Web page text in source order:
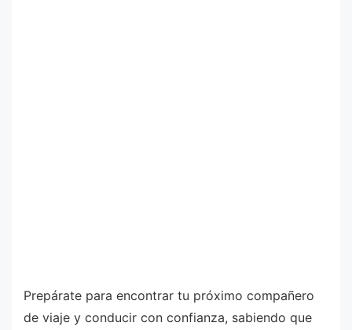
Prepárate para encontrar tu próximo compañero
de viaje y conducir con confianza, sabiendo que